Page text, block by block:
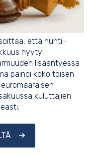
että huhti–
hyytyi
lisääntyessä
painoi koko toisen
kuluttajien